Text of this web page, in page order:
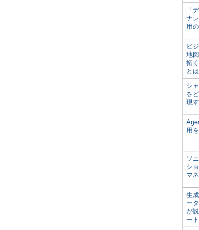
「
ナ
用
ビ
地
拓
と
シ
を
現
用
ソ
シ
マ
生
ー
が
ート